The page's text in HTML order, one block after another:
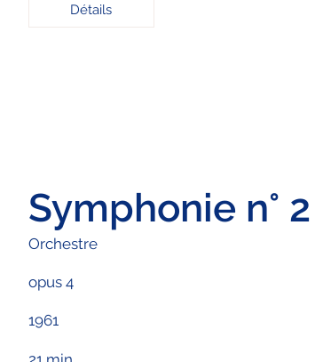
Détails
Symphonie n° 2
Orchestre
opus 4
1961